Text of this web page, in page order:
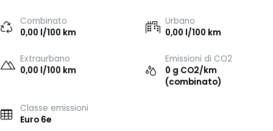
Combinato
0,00 l/100 km
Urbano
0,00 l/100 km
Extraurbano
0,00 l/100 km
Emissioni di CO2
0 g CO2/km
(combinato)
Classe emissioni
Euro 6e